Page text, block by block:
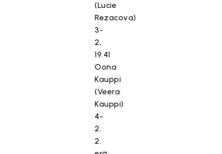
(Lucie
Rezacova)
3-
2,
19.41
Oona
Kauppi
(Veera
Kauppi)
4-
2.
2.